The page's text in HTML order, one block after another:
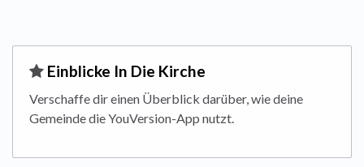
​Einblicke In Die Kirche
Verschaffe dir einen Überblick darüber, wie deine
Gemeinde die YouVersion-App nutzt.